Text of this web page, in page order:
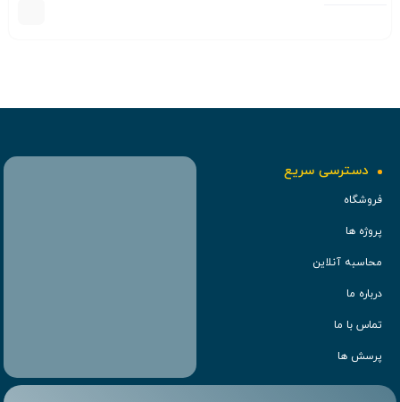
دسترسی سریع
فروشگاه
پروژه ها
محاسبه آنلاین
درباره ما
تماس با ما
پرسش ها